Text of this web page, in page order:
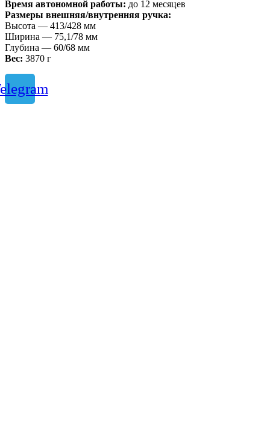
Время автономной работы: до 12 месяцев
Размеры внешняя/внутренняя ручка:
Высота — 413/428 мм
Ширина — 75,1/78 мм
Глубина — 60/68 мм
Вес: 3870 г